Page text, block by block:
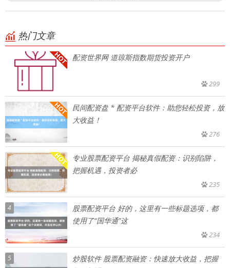
热门文章
配资世界网 道琼斯指数期货投资开户
299
民间配资盘 * 配资平台软件：助您轻松投资，放
大收益！
276
专业股票配资平台 揭秘真假配资：识别陷阱，
把握机遇，投资者必
235
4
股票配资平台 好的，这里有一些标题选项，都
使用了“国华通”这
234
5
炒股软件 股票配资融资：快速放大收益，把握